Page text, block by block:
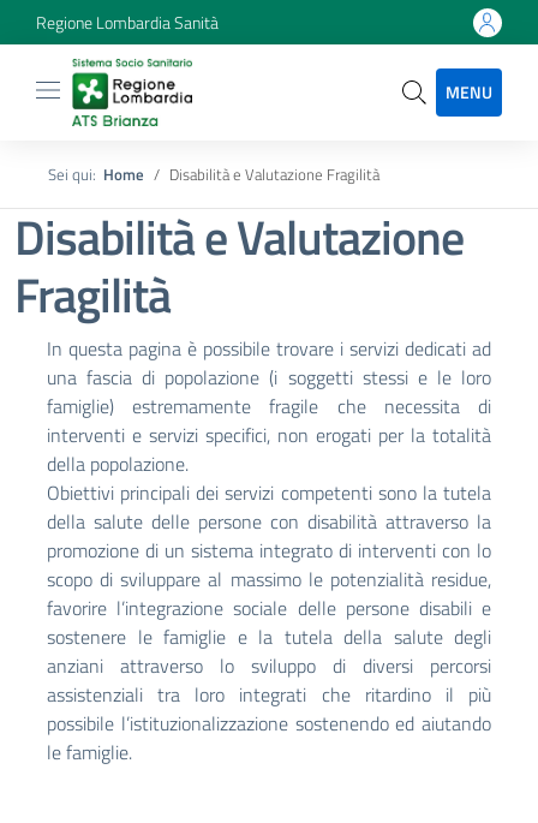
Regione Lombardia Sanità
MENU
Sei qui: Home Disabilità e Valutazione Fragilità
Disabilità e Valutazione
Fragilità
In questa pagina è possibile trovare i servizi dedicati ad
una fascia di popolazione (i soggetti stessi e le loro
famiglie) estremamente fragile che necessita di
interventi e servizi specifici, non erogati per la totalità
della popolazione.
Obiettivi principali dei servizi competenti sono la tutela
della salute delle persone con disabilità attraverso la
promozione di un sistema integrato di interventi con lo
scopo di sviluppare al massimo le potenzialità residue,
favorire l’integrazione sociale delle persone disabili e
sostenere le famiglie e la tutela della salute degli
anziani attraverso lo sviluppo di diversi percorsi
assistenziali tra loro integrati che ritardino il più
possibile l’istituzionalizzazione sostenendo ed aiutando
le famiglie.